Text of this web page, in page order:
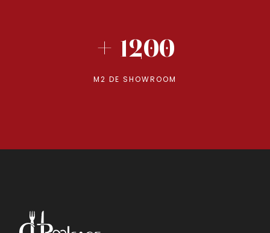
+ 1200
M2 DE SHOWROOM